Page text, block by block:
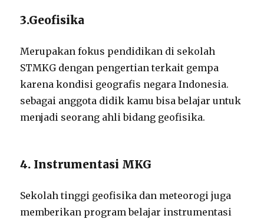
3.Geofisika
Merupakan fokus pendidikan di sekolah
STMKG dengan pengertian terkait gempa
karena kondisi geografis negara Indonesia.
sebagai anggota didik kamu bisa belajar untuk
menjadi seorang ahli bidang geofisika.
4. Instrumentasi MKG
Sekolah tinggi geofisika dan meteorogi juga
memberikan program belajar instrumentasi